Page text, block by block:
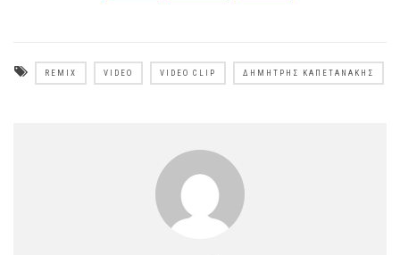
REMIX VIDEO VIDEO CLIP ΔΗΜΉΤΡΗΣ ΚΑΠΕΤΑΝΆΚΗΣ